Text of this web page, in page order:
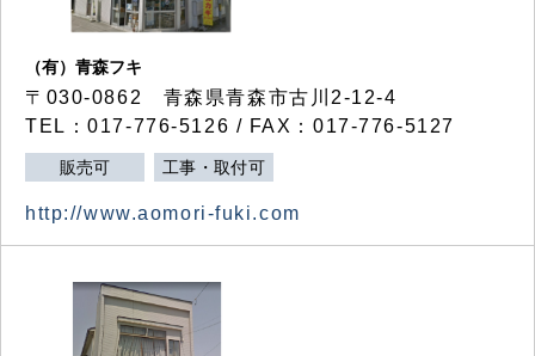
（有）青森フキ
〒030-0862 青森県青森市古川2-12-4
TEL：017-776-5126 / FAX：017-776-5127
販売可 工事・取付可
http://www.aomori-fuki.com